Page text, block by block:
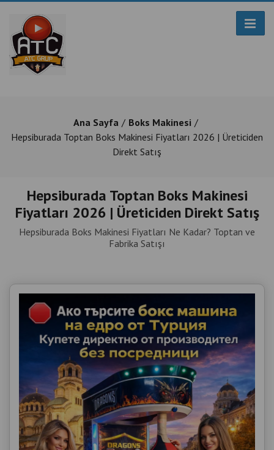
Ana Sayfa
Boks Makinesi
Hepsiburada Toptan Boks Makinesi Fiyatları 2026 | Üreticiden
Direkt Satış
Hepsiburada Toptan Boks Makinesi
Fiyatları 2026 | Üreticiden Direkt Satış
Hepsiburada Boks Makinesi Fiyatları Ne Kadar? Toptan ve
Fabrika Satışı